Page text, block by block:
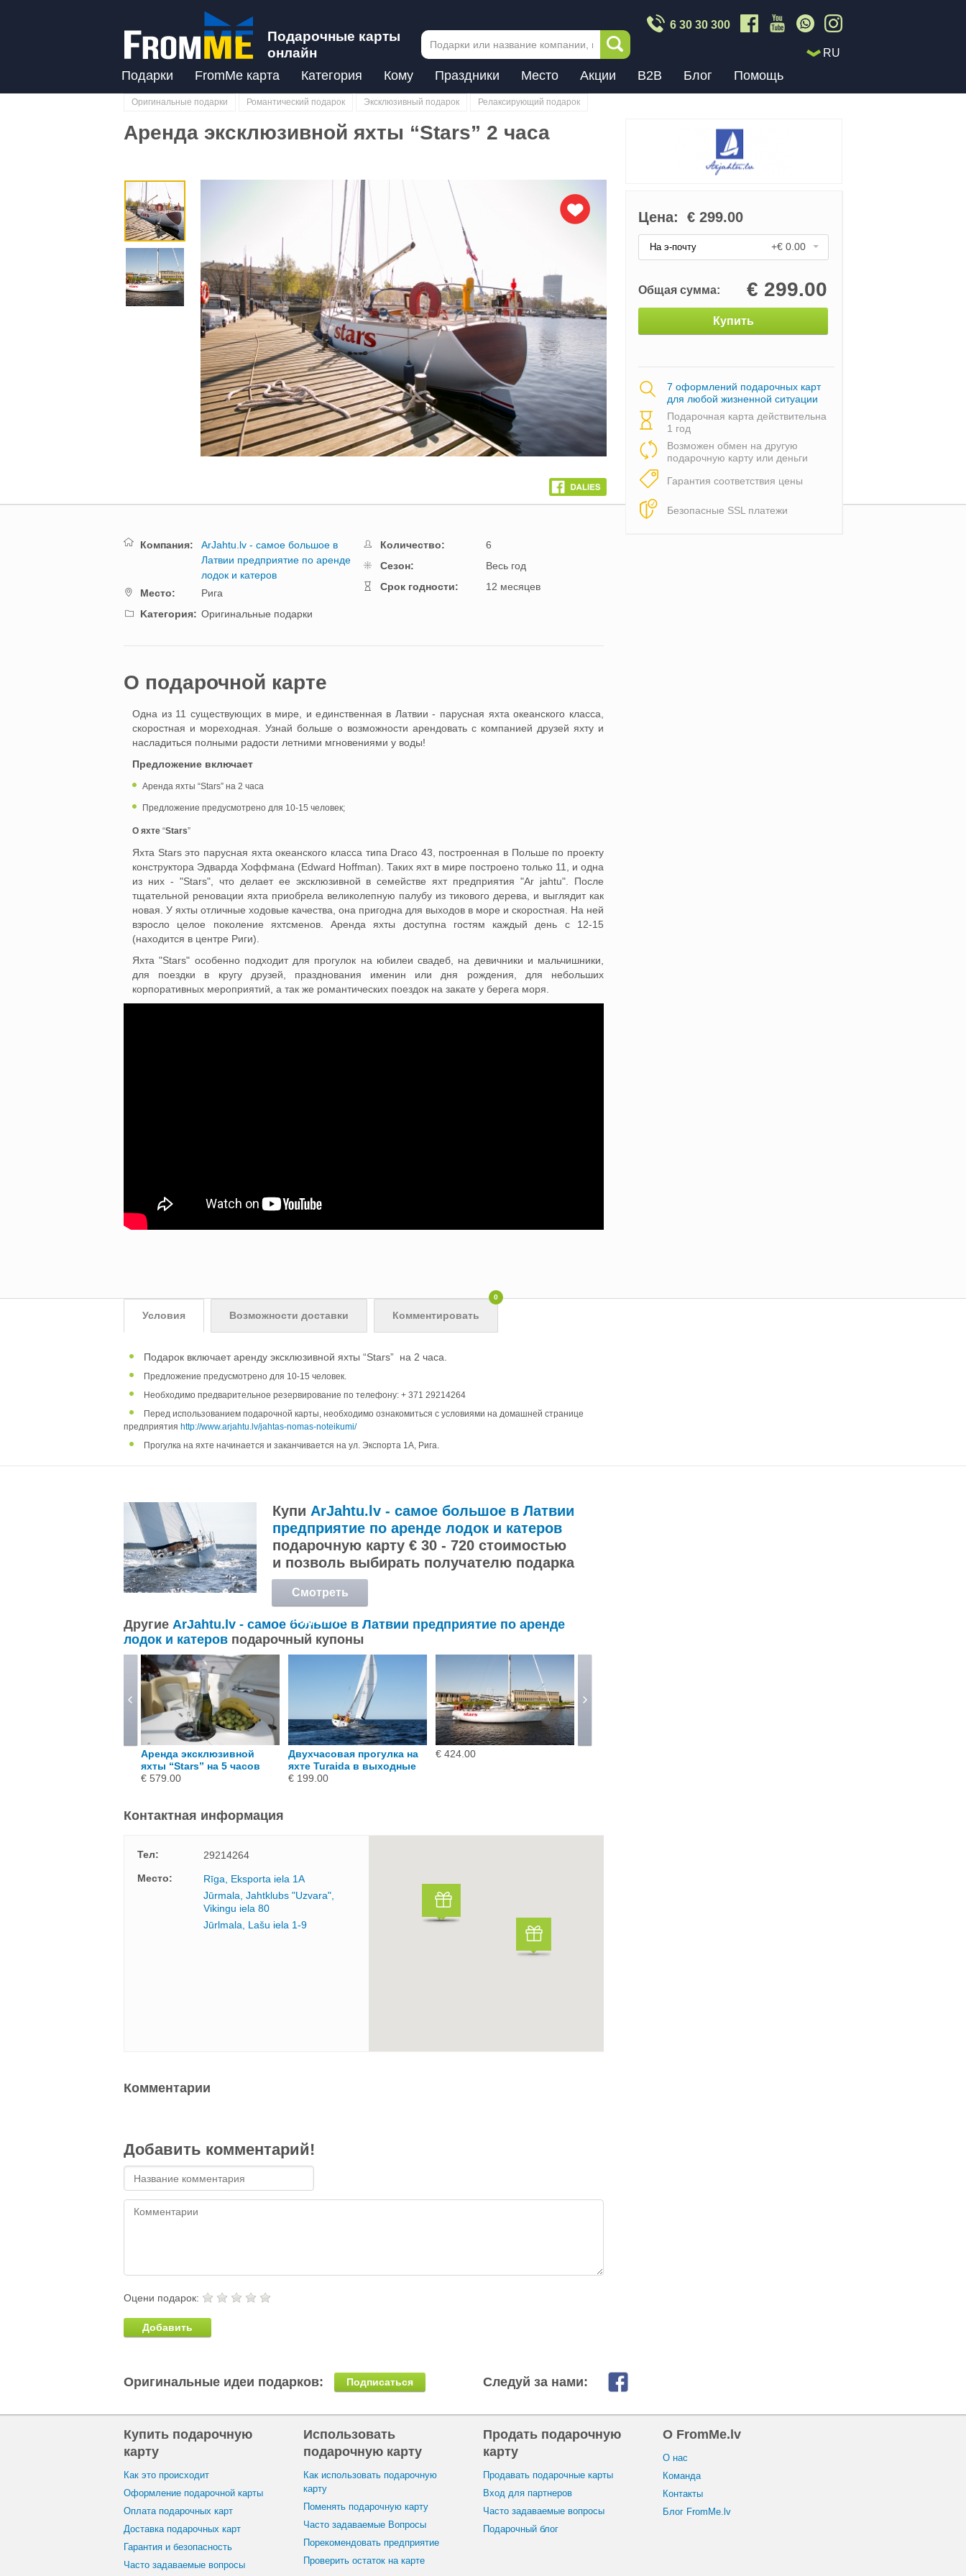
Подарочные карты
онлайн
6 30 30 300
RU
Подарки FromMe карта Категория Кому Праздники Место Акции B2B Блог Помощь
Оригинальные подарки Романтический подарок Эксклюзивный подарок Релаксирующий подарок
Аренда эксклюзивной яхты “Stars” 2 часа
Previous Next
Цена: € 299.00
На э-почту +€ 0.00
Общая сумма: € 299.00
Купить
7 оформлений подарочных карт
для любой жизненной ситуации
Подарочная карта действительна
1 год
Возможен обмен на другую
подарочную карту или деньги
Гарантия соответствия цены
Безопасные SSL платежи
Компания:
ArJahtu.lv - самое большое в
Латвии предприятие по аренде
лодок и катеров
Mестo:
Рига
Kатегория: Оригинальные подарки
Количество:
6
Cезон:
Весь год
Cрок годности:
12 месяцев
O подарочной картe
Одна из 11 существующих в мире, и единственная в Латвии - парусная яхта океанского класса,
скоростная и мореходная. Узнай больше о возможности арендовать с компанией друзей яхту и
насладиться полными радости летними мгновениями у воды!
Предложение включает
Аренда яхты “Stars” на 2 часа
Предложение предусмотрено для 10-15 человек;
О яхте “Stars”
Яхта Stars это парусная яхта океанского класса типа Draco 43, построенная в Польше по проекту
конструктора Эдварда Хоффмана (Edward Hoffman). Таких яхт в мире построено только 11, и одна
из них - "Stars", что делает ее эксклюзивной в семействе яхт предприятия "Ar jahtu". После
тщательной реновации яхта приобрела великолепную палубу из тикового дерева, и выглядит как
новая. У яхты отличные ходовые качества, она пригодна для выходов в море и скоростная. На ней
взросло целое поколение яхтсменов. Аренда яхты доступна гостям каждый день с 12-15
(находится в центре Риги).
Яхта "Stars" особенно подходит для прогулок на юбилеи свадеб, на девичники и мальчишники,
для поездки в кругу друзей, празднования именин или дня рождения, для небольших
корпоративных мероприятий, а так же романтических поездок на закате у берега моря.
Условия Возможности доставки Комментировать
0
Подарок включает аренду эксклюзивной яхты “Stars” на 2 часа.
Предложение предусмотрено для 10-15 человек.
Необходимо предварительное резервирование по телефону: + 371 29214264
Перед использованием подарочной карты, необходимо ознакомиться с условиями на домашней странице
предприятия http://www.arjahtu.lv/jahtas-nomas-noteikumi/
Прогулка на яхте начинается и заканчивается на ул. Экспорта 1А, Рига.
Купи ArJahtu.lv - самое большое в Латвии
предприятие по аренде лодок и катеров
подарочную карту € 30 - 720 стоимостью
и позволь выбирать получателю подарка
Смотреть
подробнее
Другие ArJahtu.lv - самое большое в Латвии предприятие по аренде
лодок и катеров подарочный купоны
Аренда эксклюзивной
яхты “Stars” на 5 часов
€ 579.00
Двухчасовая прогулка на
яхте Turaida в выходные
€ 199.00
€ 424.00
Контактная информация
Тел:
29214264
Mесто:
Rīga, Eksporta iela 1A
Jūrmala, Jahtklubs "Uzvara",
Vikingu iela 80
Jūrlmala, Lašu iela 1-9
Комментарии
Добавить комментарий!
Оцени подарок:
Добавить
Следуй за нами:
Оригинальные идеи подарков: Подписаться
Купить подарочную
карту
Как это происходит
Оформление подарочной карты
Оплата подарочных карт
Доставка подарочных карт
Гарантия и безопасность
Часто задаваемые вопросы
Использовать
подарочную карту
Как использовать подарочную
карту
Поменять подарочную карту
Часто задаваемые Вопросы
Порекомендовать предприятие
Проверить остаток на карте
Продать подарочную
карту
Продавать подарочные карты
Вход для партнеров
Часто задаваемые вопросы
Подарочный блог
O FromMe.lv
O нас
Команда
Контакты
Блог FromMe.lv